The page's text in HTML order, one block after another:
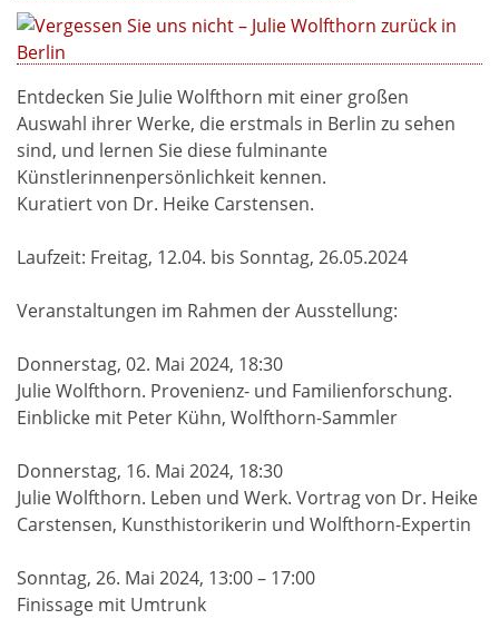
Entdecken Sie Julie Wolfthorn mit einer großen
Auswahl ihrer Werke, die erstmals in Berlin zu sehen
sind, und lernen Sie diese fulminante
Künstlerinnenpersönlichkeit kennen.
Kuratiert von Dr. Heike Carstensen.
Laufzeit: Freitag, 12.04. bis Sonntag, 26.05.2024
Veranstaltungen im Rahmen der Ausstellung:
Donnerstag, 02. Mai 2024, 18:30
Julie Wolfthorn. Provenienz- und Familienforschung.
Einblicke mit Peter Kühn, Wolfthorn-Sammler
Donnerstag, 16. Mai 2024, 18:30
Julie Wolfthorn. Leben und Werk. Vortrag von Dr. Heike
Carstensen, Kunsthistorikerin und Wolfthorn-Expertin
Sonntag, 26. Mai 2024, 13:00 – 17:00
Finissage mit Umtrunk